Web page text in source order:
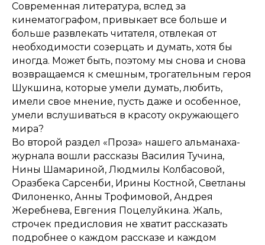
Современная литература, вслед за
кинематографом, привыкает все больше и
больше развлекать читателя, отвлекая от
необходимости созерцать и думать, хотя бы
иногда. Может быть, поэтому мы снова и снова
возвращаемся к смешным, трогательным героя
Шукшина, которые умели думать, любить,
имели свое мнение, пусть даже и особенное,
умели вслушиваться в красоту окружающего
мира?
Во второй раздел «Проза» нашего альманаха-
журнала вошли рассказы Василия Тучина,
Нины Шамариной, Людмилы Колбасовой,
Оразбека Сарсенби, Ирины Костной, Светланы
Филоненко, Анны Трофимовой, Андрея
Жеребнева, Евгения Поцелуйкина. Жаль,
строчек предисловия не хватит рассказать
подробнее о каждом рассказе и каждом